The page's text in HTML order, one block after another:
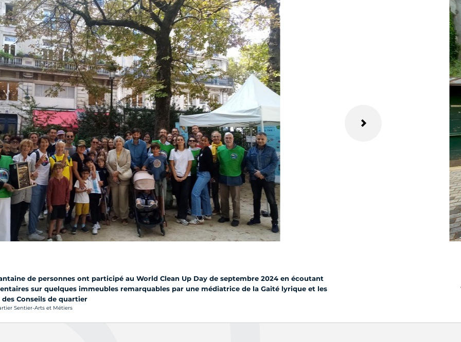
de personnes ont participé au World Clean Up Day de septembre 2024 en écoutant
sur quelques immeubles remarquables par une médiatrice de la Gaité lyrique et les
Conseils de quartier
Sentier-Arts et Métiers